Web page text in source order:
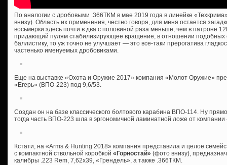
По аналогии с дробовыми .366ТКМ в мае 2019 года в линейке
внизу). Область их применения, честно говоря, для меня остается
восьмерки здесь почти в два с половиной раза меньше, чем в патроне
придающий пулям стабилизирующее вращение, в отношении подобных
баллистику, то уж точно не улучшает — это все-таки прерогатива
частенько именуемых дробовиками.
Еще на выставке «Охота и Оружие 2017» компания «Молот Оружие»
«Егерь» (ВПО-223) под 9,6/53.
Создан он на базе классического болтового карабина ВПО-114. Ну
тогда часть ВПО-223 шла в эргономичной ламинатной ложе от компании
Кстати, на «Arms & Hunting 2018» компания представила и целое
с компактной ствольной коробкой «Горностай» (фото внизу),
калибры .223 Rem, 7,62х39, «Грендель», а также .366ТКМ.